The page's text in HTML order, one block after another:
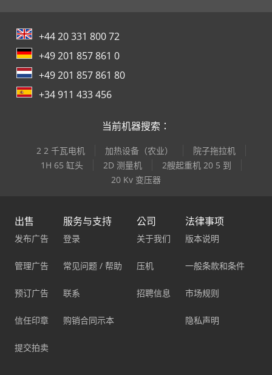
+44 20 331 800 72
+49 201 857 861 0
+49 201 857 861 80
+34 911 433 456
当前机器搜索：
2 2 千瓦电机 加热设备（农业）
院子拖拉机
1H 65 缸头
2D 测量机
2艘起重机 20 5 到
20 Kv 变压器
出售
发布广告
管理广告
预订广告
信任印章
提交拍卖
服务与支持
登录
常见问题 / 帮助
联系
购销合同示本
公司
关于我们
压机
招聘信息
法律事项
版本说明
一般条款和条件
市场规则
隐私声明